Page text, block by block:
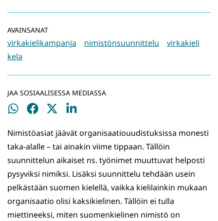
AVAINSANAT
virkakielikampanja nimistönsuunnittelu
virkakieli
kela
JAA SOSIAALISESSA MEDIASSA
Jaa
Jaa
Jaa
Jaa
Nimistöasiat jäävät organisaatiouudistuksissa monesti
taka-alalle – tai ainakin viime tippaan. Tällöin
suunnittelun aikaiset ns. työnimet muuttuvat helposti
pysyviksi nimiksi. Lisäksi suunnittelu tehdään usein
pelkästään suomen kielellä, vaikka kielilainkin mukaan
organisaatio olisi kaksikielinen. Tällöin ei tulla
miettineeksi, miten suomenkielinen nimistö on